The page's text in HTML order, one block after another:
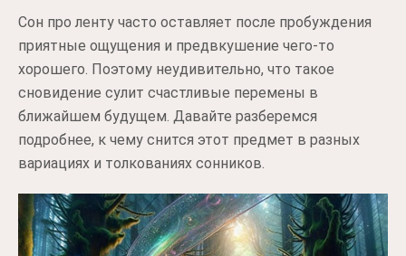
Сон про ленту часто оставляет после пробуждения
приятные ощущения и предвкушение чего-то
хорошего. Поэтому неудивительно, что такое
сновидение сулит счастливые перемены в
ближайшем будущем. Давайте разберемся
подробнее, к чему снится этот предмет в разных
вариациях и толкованиях сонников.